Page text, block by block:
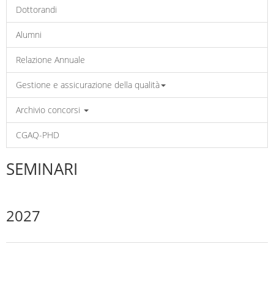
Dottorandi
Alumni
Relazione Annuale
Gestione e assicurazione della qualità
Archivio concorsi
CGAQ-PHD
SEMINARI
2027